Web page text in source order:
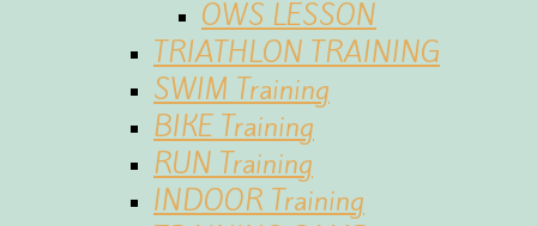
OWS LESSON
TRIATHLON TRAINING
SWIM Training
BIKE Training
RUN Training
INDOOR Training